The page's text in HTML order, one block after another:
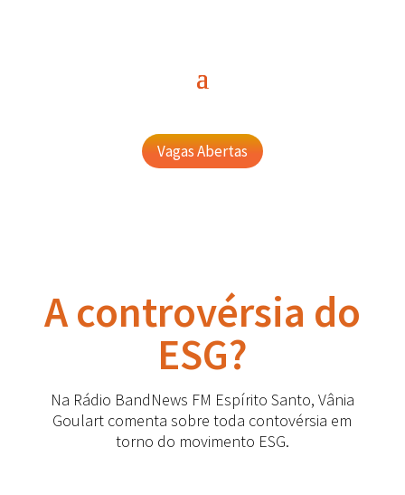
Vagas Abertas
A controvérsia do
ESG?
Na Rádio BandNews FM Espírito Santo, Vânia
Goulart comenta sobre toda contovérsia em
torno do movimento ESG.